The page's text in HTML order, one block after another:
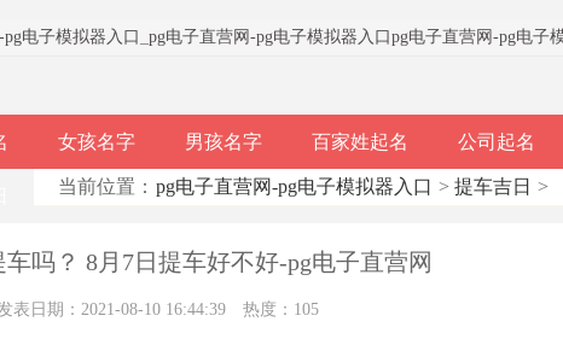
电子模拟器入口 pg电子直营网-pg电子模拟器入口 pg电子直营网-pg电子
女孩名字 男孩名字 百家姓起名 公司起名
当前位置： pg电子直营网-pg电子模拟器入口 > 提车吉日 >
车吗？ 8月7日提车好不好-pg电子直营网
表日期：2021-08-10 16:44:39 热度：105